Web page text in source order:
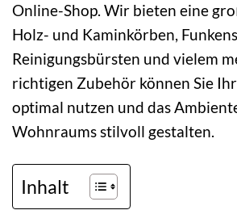
Online-Shop. Wir bieten eine
Holz- und Kaminkörben,
Reinigungsbürsten und vielem
richtigen Zubehör können Sie
optimal nutzen und das
Wohnraums stilvoll gestalten.
Inhalt